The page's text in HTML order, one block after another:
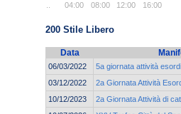
04:00 08:00 12:00 16:00
200 Stile Libero
Data
06/03/2022
5a giornata attività
03/12/2022
2a Giornata Attività
10/12/2023
2a Giornata Attività di